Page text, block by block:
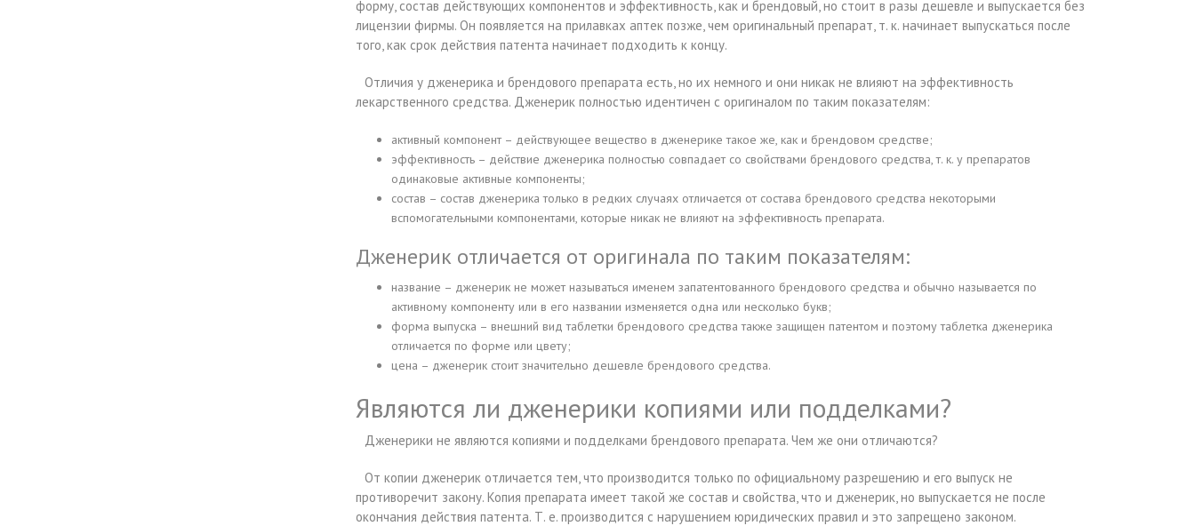
форму, состав действующих компонентов и эффективность, как и брендовый, но стоит в разы дешевле и выпускается без
лицензии фирмы. Он появляется на прилавках аптек позже, чем оригинальный препарат, т. к. начинает выпускаться после
того, как срок действия патента начинает подходить к концу.
Отличия у дженерика и брендового препарата есть, но их немного и они никак не влияют на эффективность
лекарственного средства. Дженерик полностью идентичен с оригиналом по таким показателям:
активный компонент – действующее вещество в дженерике такое же, как и брендовом средстве;
эффективность – действие дженерика полностью совпадает со свойствами брендового средства, т. к. у препаратов
одинаковые активные компоненты;
состав – состав дженерика только в редких случаях отличается от состава брендового средства некоторыми
вспомогательными компонентами, которые никак не влияют на эффективность препарата.
Дженерик отличается от оригинала по таким показателям:
название – дженерик не может называться именем запатентованного брендового средства и обычно называется по
активному компоненту или в его названии изменяется одна или несколько букв;
форма выпуска – внешний вид таблетки брендового средства также защищен патентом и поэтому таблетка дженерика
отличается по форме или цвету;
цена – дженерик стоит значительно дешевле брендового средства.
Являются ли дженерики копиями или подделками?
Дженерики не являются копиями и подделками брендового препарата. Чем же они отличаются?
От копии дженерик отличается тем, что производится только по официальному разрешению и его выпуск не
противоречит закону. Копия препарата имеет такой же состав и свойства, что и дженерик, но выпускается не после
окончания действия патента. Т. е. производится с нарушением юридических правил и это запрещено законом.